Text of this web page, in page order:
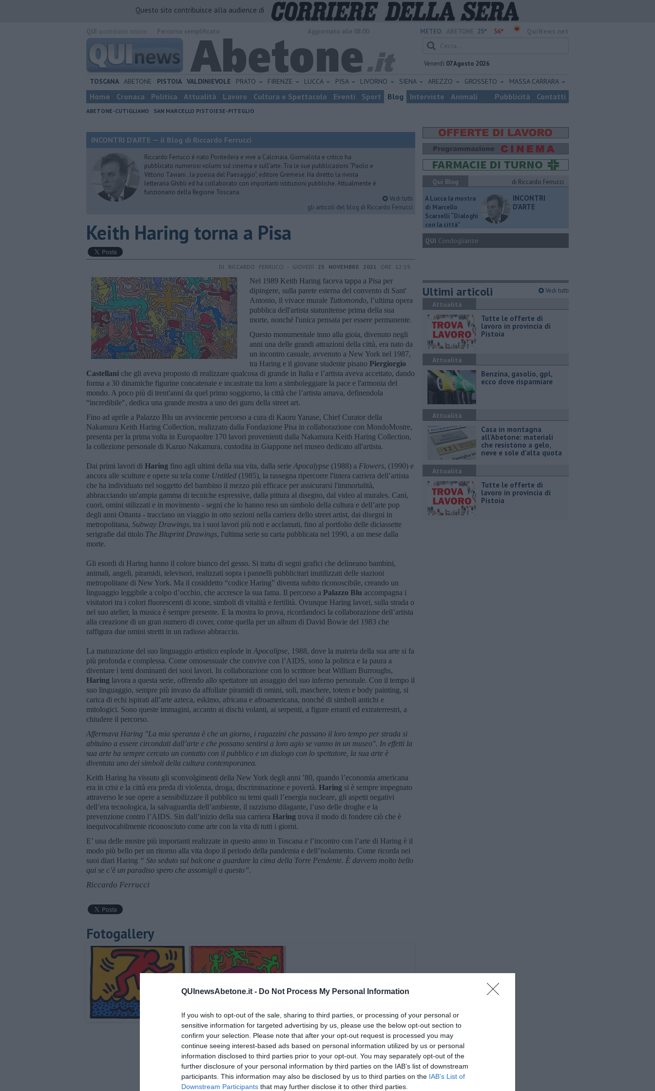
QUInewsAbetone.it - Do Not Process My Personal Information
If you wish to opt-out of the sale, sharing to third parties, or processing of your personal or
sensitive information for targeted advertising by us, please use the below opt-out section to
confirm your selection. Please note that after your opt-out request is processed you may
continue seeing interest-based ads based on personal information utilized by us or personal
information disclosed to third parties prior to your opt-out. You may separately opt-out of the
further disclosure of your personal information by third parties on the IAB’s list of downstream
participants. This information may also be disclosed by us to third parties on the IAB’s List of
Downstream Participants that may further disclose it to other third parties.
Questo sito contribuisce alla audience di
METEO: 25° 36°
Venerdì 07 Agosto 2026
TOSCANA ABETONE PISTOIA VALDINIEVOLE PRATO FIRENZE LUCCA PISA LIVORNO SIENA AREZZO GROSSETO MASSA CARRARA
Home Cronaca Politica Attualità Lavoro Cultura e Spettacolo Eventi Sport Blog Interviste Animali Pubblicità Contatti
ABETONE-CUTIGLIANO SAN MARCELLO PISTOIESE-PITEGLIO
INCONTRI D'ARTE — il Blog di Riccardo Ferrucci
Riccardo Ferrucci è nato Pontedera e vive a Calcinaia. Giornalista e critico ha
pubblicato numerosi volumi sul cinema e sull’arte. Tra le sue pubblicazioni “Paolo e
Vittorio Taviani , la poesia del Paesaggio”, editore Gremese. Ha diretto la rivista
letteraria Ghibli ed ha collaborato con importanti istituzioni pubbliche. Attualmente è
funzionario della Regione Toscana.
Vedi tutti
gli articoli del blog di Riccardo Ferrucci
​Keith Haring torna a Pisa
DI RICCARDO FERRUCCI - GIOVEDÌ 25 NOVEMBRE 2021 ORE 12:19
Nel 1989 Keith Haring faceva tappa a Pisa per
dipingere, sulla parete esterna del convento di Sant'
Antonio, il vivace murale Tuttomondo, l’ultima opera
pubblica dell'artista statunitense prima della sua
morte, nonché l'unica pensata per essere permanente.
Questo monumentale inno alla gioia, divenuto negli
anni una delle grandi attrazioni della città, era nato da
un incontro casuale, avvenuto a New York nel 1987,
tra Haring e il giovane studente pisano Piergiorgio
Castellani che gli aveva proposto di realizzare qualcosa di grande in Italia e l’artista aveva accettato, dando
forma a 30 dinamiche figurine concatenate e incastrate tra loro a simboleggiare la pace e l'armonia del
mondo. A poco più di trent'anni da quel primo soggiorno, la città che l’artista amava, definendola
“incredibile", dedica una grande mostra a uno dei guru della street art.
Fino ad aprile a Palazzo Blu un avvincente percorso a cura di Kaoru Yanase, Chief Curator della
Nakamura Keith Haring Collection, realizzato dalla Fondazione Pisa in collaborazione con MondoMostre,
presenta per la prima volta in Europaoltre 170 lavori provenienti dalla Nakamura Keith Haring Collection,
la collezione personale di Kazuo Nakamura, custodita in Giappone nel museo dedicato all'artista.
Dai primi lavori di Haring fino agli ultimi della sua vita, dalla serie Apocalypse (1988) a Flowers, (1990) e
ancora alle sculture e opere su tela come Untitled (1985), la rassegna ripercorre l'intera carriera dell’artista
che ha individuato nel soggetto del bambino il mezzo più efficace per assicurarsi l'immortalità,
abbracciando un'ampia gamma di tecniche espressive, dalla pittura al disegno, dal video al murales. Cani,
cuori, omini stilizzati e in movimento - segni che lo hanno reso un simbolo della cultura e dell’arte pop
degli anni Ottanta - tracciano un viaggio in otto sezioni nella carriera dello street artist, dai disegni in
metropolitana, Subway Drawings, tra i suoi lavori più noti e acclamati, fino al portfolio delle diciassette
serigrafie dal titolo The Bluprint Drawings, l'ultima serie su carta pubblicata nel 1990, a un mese dalla
morte.
Gli esordi di Haring hanno il colore bianco del gesso. Si tratta di segni grafici che delineano bambini,
animali, angeli, piramidi, televisori, realizzati sopra i pannelli pubblicitari inutilizzati delle stazioni
metropolitane di New York. Ma il cosiddetto “codice Haring” diventa subito riconoscibile, creando un
linguaggio leggibile a colpo d’occhio, che accresce la sua fama. Il percorso a Palazzo Blu accompagna i
visitatori tra i colori fluorescenti di icone, simboli di vitalità e fertilità. Ovunque Haring lavori, sulla strada o
nel suo atelier, la musica è sempre presente. E la mostra lo prova, ricordandoci la collaborazione dell’artista
alla creazione di un gran numero di cover, come quella per un album di David Bowie del 1983 che
raffigura due omini stretti in un radioso abbraccio.
La maturazione del suo linguaggio artistico esplode in Apocalipse, 1988, dove la materia della sua arte si fa
più profonda e complessa. Come omosessuale che convive con l’AIDS, sono la politica e la paura a
diventare i temi dominanti dei suoi lavori. In collaborazione con lo scrittore beat William Burroughs,
Haring lavora a questa serie, offrendo allo spettatore un assaggio del suo inferno personale. Con il tempo il
suo linguaggio, sempre più invaso da affollate piramidi di omini, soli, maschere, totem e body painting, si
carica di echi ispirati all’arte azteca, eskimo, africana e afroamericana, nonché di simboli antichi e
mitologici. Sono queste immagini, accanto ai dischi volanti, ai serpenti, a figure erranti ed extraterrestri, a
chiudere il percorso.
Affermava Haring "La mia speranza è che un giorno, i ragazzini che passano il loro tempo per strada si
abituino a essere circondati dall’arte e che possano sentirsi a loro agio se vanno in un museo". In effetti la
sua arte ha sempre cercato un contatto con il pubblico e un dialogo con lo spettatore, la sua arte è
diventata uno dei simboli della cultura contemporanea.
Keith Haring ha vissuto gli sconvolgimenti della New York degli anni ’80, quando l’economia americana
era in crisi e la città era preda di violenza, droga, discriminazione e povertà. Haring si è sempre impegnato
attraverso le sue opere a sensibilizzare il pubblico su temi quali l’energia nucleare, gli aspetti negativi
dell’era tecnologica, la salvaguardia dell’ambiente, il razzismo dilagante, l’uso delle droghe e la
prevenzione contro l’AIDS. Sin dall’inizio della sua carriera Haring trova il modo di fondere ciò che è
inequivocabilmente riconosciuto come arte con la vita di tutti i giorni.
E’ una delle mostre più importanti realizzate in questo anno in Toscana e l’incontro con l’arte di Haring è il
modo più bello per un ritorno alla vita dopo il periodo della pandemia e dell’isolamento. Come ricorda nei
suoi diari Haring “ Sto seduto sul balcone a guardare la cima della Torre Pendente. È davvero molto bello
qui se c’è un paradiso spero che assomigli a questo”.
Riccardo Ferrucci
Fotogallery
Qui Blog
di Riccardo Ferrucci
A Lucca la mostra
di Marcello
Scarselli “Dialoghi
con la città"
INCONTRI
D'ARTE
QUI Condoglianze
Ultimi articoli Vedi tutti
Attualità
​Tutte le offerte di
lavoro in provincia di
Pistoia
Attualità
​Benzina, gasolio, gpl,
ecco dove risparmiare
Attualità
Casa in montagna
all’Abetone: materiali
che resistono a gelo,
neve e sole d’alta quota
Attualità
​Tutte le offerte di
lavoro in provincia di
Pistoia